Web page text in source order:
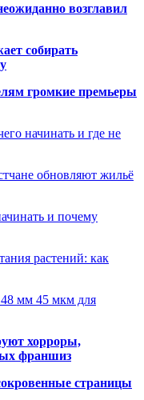
возглавил
собирать
громкие премьеры
начинать и где не
обновляют жильё
и почему
растений: как
48 мм 45 мкм для
хорроры,
франшиз
страницы